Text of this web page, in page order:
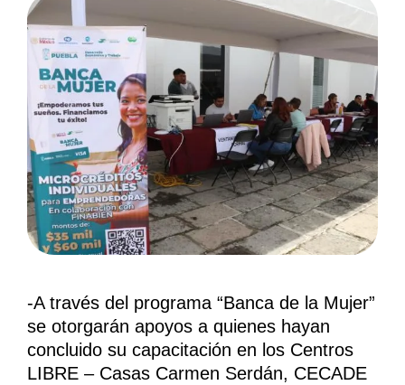
-A través del programa “Banca de la Mujer”
se otorgarán apoyos a quienes hayan
concluido su capacitación en los Centros
LIBRE – Casas Carmen Serdán, CECADE